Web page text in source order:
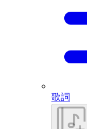
歌詞